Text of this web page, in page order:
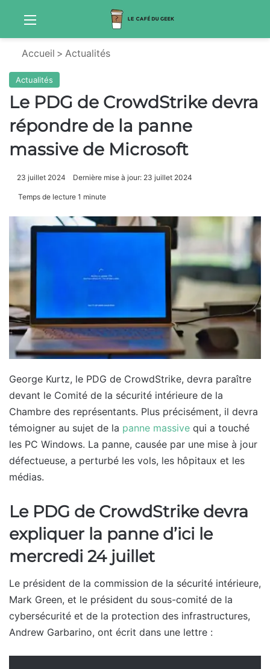
Menu
Accueil > Actualités
Actualités
Le PDG de CrowdStrike devra
répondre de la panne
massive de Microsoft
23 juillet 2024 Dernière mise à jour: 23 juillet 2024
Temps de lecture 1 minute
George Kurtz, le PDG de CrowdStrike, devra paraître
devant le Comité de la sécurité intérieure de la
Chambre des représentants. Plus précisément, il devra
témoigner au sujet de la panne massive qui a touché
les PC Windows. La panne, causée par une mise à jour
défectueuse, a perturbé les vols, les hôpitaux et les
médias.
Le PDG de CrowdStrike devra
expliquer la panne d’ici le
mercredi 24 juillet
Le président de la commission de la sécurité intérieure,
Mark Green, et le président du sous-comité de la
cybersécurité et de la protection des infrastructures,
Andrew Garbarino, ont écrit dans une lettre :